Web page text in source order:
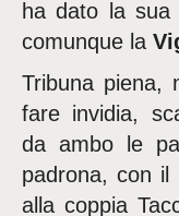
ha dato la sua
comunque la
Tribuna piena,
fare invidia,
da ambo le
padrona, con
alla coppia